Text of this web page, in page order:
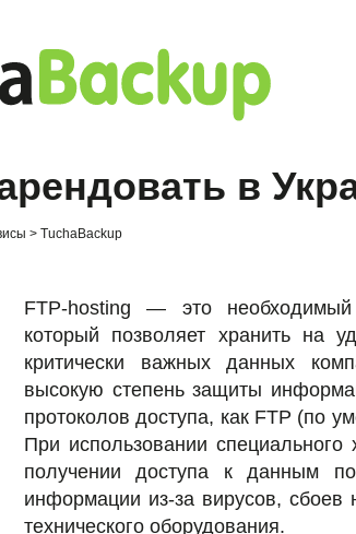
в
TuchaBackup
FTP-hosting — это
который позволяет хранить на
критически важных данных
высокую степень защиты
протоколов доступа, как FTP (по
При использовании
получении доступа к данным
информации из-за вирусов,
технического оборудования.